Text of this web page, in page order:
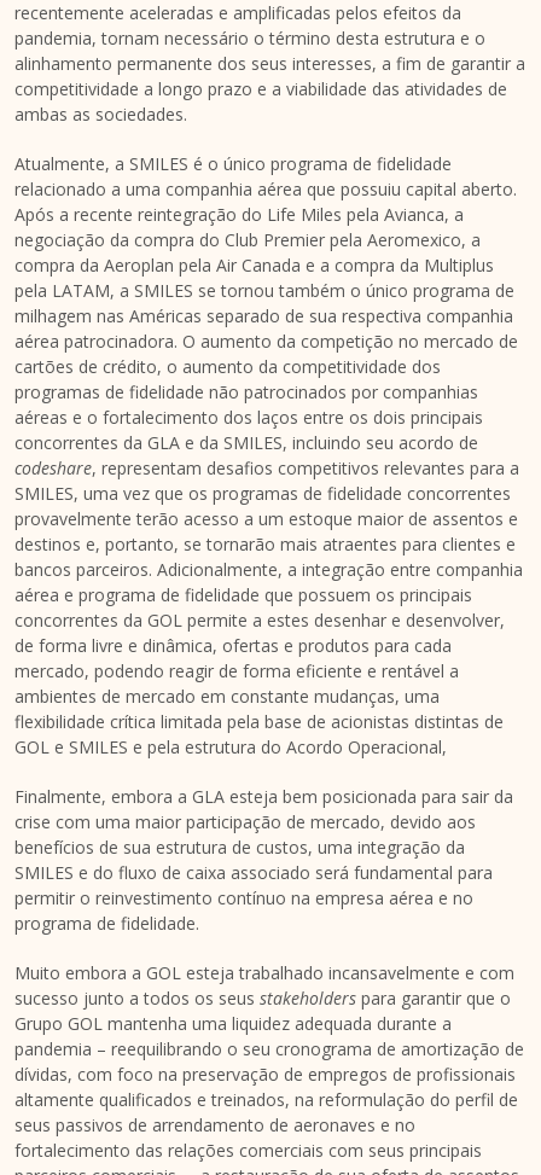
recentemente aceleradas e amplificadas pelos efeitos da
pandemia, tornam necessário o término desta estrutura e o
alinhamento permanente dos seus interesses, a fim de garantir a
competitividade a longo prazo e a viabilidade das atividades de
ambas as sociedades.
Atualmente, a SMILES é o único programa de fidelidade
relacionado a uma companhia aérea que possuiu capital aberto.
Após a recente reintegração do Life Miles pela Avianca, a
negociação da compra do Club Premier pela Aeromexico, a
compra da Aeroplan pela Air Canada e a compra da Multiplus
pela LATAM, a SMILES se tornou também o único programa de
milhagem nas Américas separado de sua respectiva companhia
aérea patrocinadora. O aumento da competição no mercado de
cartões de crédito, o aumento da competitividade dos
programas de fidelidade não patrocinados por companhias
aéreas e o fortalecimento dos laços entre os dois principais
concorrentes da GLA e da SMILES, incluindo seu acordo de
codeshare, representam desafios competitivos relevantes para a
SMILES, uma vez que os programas de fidelidade concorrentes
provavelmente terão acesso a um estoque maior de assentos e
destinos e, portanto, se tornarão mais atraentes para clientes e
bancos parceiros. Adicionalmente, a integração entre companhia
aérea e programa de fidelidade que possuem os principais
concorrentes da GOL permite a estes desenhar e desenvolver,
de forma livre e dinâmica, ofertas e produtos para cada
mercado, podendo reagir de forma eficiente e rentável a
ambientes de mercado em constante mudanças, uma
flexibilidade crítica limitada pela base de acionistas distintas de
GOL e SMILES e pela estrutura do Acordo Operacional,
Finalmente, embora a GLA esteja bem posicionada para sair da
crise com uma maior participação de mercado, devido aos
benefícios de sua estrutura de custos, uma integração da
SMILES e do fluxo de caixa associado será fundamental para
permitir o reinvestimento contínuo na empresa aérea e no
programa de fidelidade.
Muito embora a GOL esteja trabalhado incansavelmente e com
sucesso junto a todos os seus stakeholders para garantir que o
Grupo GOL mantenha uma liquidez adequada durante a
pandemia – reequilibrando o seu cronograma de amortização de
dívidas, com foco na preservação de empregos de profissionais
altamente qualificados e treinados, na reformulação do perfil de
seus passivos de arrendamento de aeronaves e no
fortalecimento das relações comerciais com seus principais